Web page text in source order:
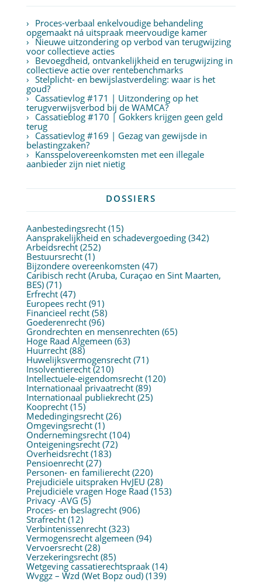
Proces-verbaal enkelvoudige behandeling
opgemaakt ná uitspraak meervoudige kamer
Nieuwe uitzondering op verbod van terugwijzing
voor collectieve acties
Bevoegdheid, ontvankelijkheid en terugwijzing in
collectieve actie over rentebenchmarks
Stelplicht- en bewijslastverdeling: waar is het
goud?
Cassatievlog #171 | Uitzondering op het
terugverwijsverbod bij de WAMCA?
Cassatieblog #170 | Gokkers krijgen geen geld
terug
Cassatievlog #169 | Gezag van gewijsde in
belastingzaken?
Kansspelovereenkomsten met een illegale
aanbieder zijn niet nietig
DOSSIERS
Aanbestedingsrecht(15)
Aansprakelijkheid en schadevergoeding(342)
Arbeidsrecht(252)
Bestuursrecht(1)
Bijzondere overeenkomsten (47)
Caribisch recht (Aruba, Curaçao en Sint Maarten,
BES)(71)
Erfrecht(47)
Europees recht(91)
Financieel recht(58)
Goederenrecht(96)
Grondrechten en mensenrechten (65)
Hoge Raad Algemeen (63)
Huurrecht(88)
Huwelijksvermogensrecht(71)
Insolventierecht(210)
Intellectuele-eigendomsrecht(120)
Internationaal privaatrecht(89)
Internationaal publiekrecht(25)
Kooprecht(15)
Mededingingsrecht(26)
Omgevingsrecht(1)
Ondernemingsrecht(104)
Onteigeningsrecht(72)
Overheidsrecht(183)
Pensioenrecht(27)
Personen- en familierecht(220)
Prejudiciële uitspraken HvJEU (28)
Prejudiciële vragen Hoge Raad (153)
Privacy -AVG (5)
Proces- en beslagrecht(906)
Strafrecht(12)
Verbintenissenrecht(323)
Vermogensrecht algemeen (94)
Vervoersrecht(28)
Verzekeringsrecht(85)
Wetgeving cassatierechtspraak(14)
Wvggz – Wzd (Wet Bopz oud)(139)